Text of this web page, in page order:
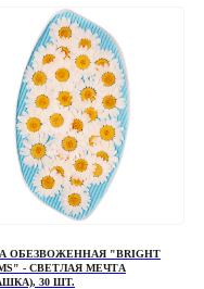
ОБЕЗВОЖЕННАЯ "BRIGHT
- СВЕТЛАЯ МЕЧТА
30 ШТ.
мы